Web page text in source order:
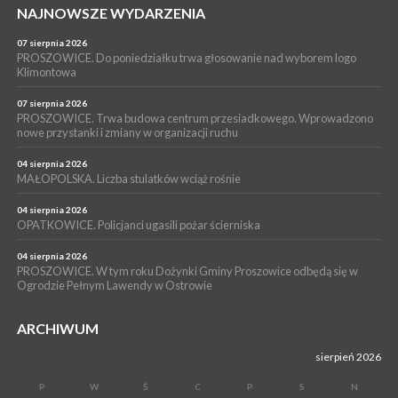
16 lipca 2026
Pałecznicy będą obsługiwani w Proszowicach
WYDARZENIA
PROSZOWICE. W parku Warsztaty Edukacyjno-Przyrodnicze
NOC CIEM
15 lipca 2026
PROSZOWICE. Już za tydzień kolejne zajęcia z cyklu „Wakacyjne
NAJNOWSZE WYDARZENIA
07 sierpnia 2026
PROSZOWICE. Do poniedziałku trwa głosowanie nad wyborem logo
Klimontowa
07 sierpnia 2026
PROSZOWICE. Trwa budowa centrum przesiadkowego. Wprowadzono
nowe przystanki i zmiany w organizacji ruchu
04 sierpnia 2026
MAŁOPOLSKA. Liczba stulatków wciąż rośnie
04 sierpnia 2026
OPATKOWICE. Policjanci ugasili pożar ścierniska
04 sierpnia 2026
PROSZOWICE. W tym roku Dożynki Gminy Proszowice odbędą się w
Ogrodzie Pełnym Lawendy w Ostrowie
ARCHIWUM
sierpień 2026
P W Ś C P S N